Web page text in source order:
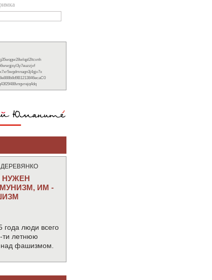
ДЕРЕВЯНКО
НУЖЕН
ИМ -
года люди всего
ти летнюю
фашизмом.